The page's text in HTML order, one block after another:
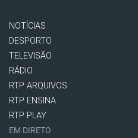
NOTÍCIAS
DESPORTO
TELEVISÃO
RÁDIO
RTP ARQUIVOS
RTP ENSINA
RTP PLAY
EM DIRETO